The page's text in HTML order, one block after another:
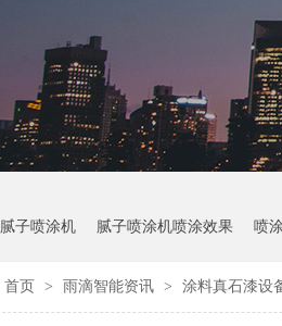
腻子喷涂机 腻子喷涂机喷涂效果 喷
首页 > 雨滴智能资讯 > 涂料真石漆设